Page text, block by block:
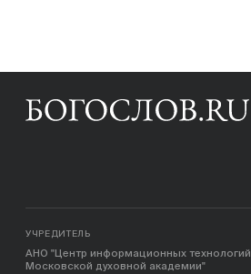
УЧРЕДИТЕЛЬ
АНО "Центр информационных технологий
Московской духовной академии"